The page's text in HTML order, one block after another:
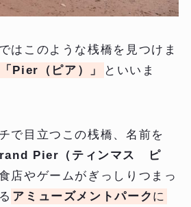
はこのような桟橋を見つけま
Pier（ピア）」
といいま
で目立つこの桟橋、名前を
Pier（ティンマス ピ
店やゲームがぎっしりつまっ
アミューズメントパーク に